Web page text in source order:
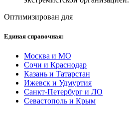
Оптимизирован для
Единая справочная:
Москва и МО
Сочи и Краснодар
Казань и Татарстан
Ижевск и Удмуртия
Санкт-Петербург и ЛО
Севастополь и Крым